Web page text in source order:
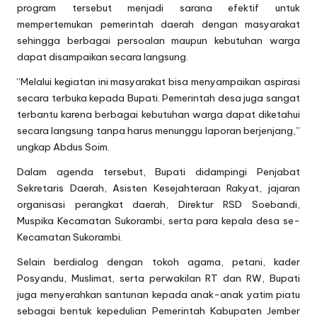
program tersebut menjadi sarana efektif untuk
mempertemukan pemerintah daerah dengan masyarakat
sehingga berbagai persoalan maupun kebutuhan warga
dapat disampaikan secara langsung.
“Melalui kegiatan ini masyarakat bisa menyampaikan aspirasi
secara terbuka kepada Bupati. Pemerintah desa juga sangat
terbantu karena berbagai kebutuhan warga dapat diketahui
secara langsung tanpa harus menunggu laporan berjenjang,”
ungkap Abdus Soim.
Dalam agenda tersebut, Bupati didampingi Penjabat
Sekretaris Daerah, Asisten Kesejahteraan Rakyat, jajaran
organisasi perangkat daerah, Direktur RSD Soebandi,
Muspika Kecamatan Sukorambi, serta para kepala desa se-
Kecamatan Sukorambi.
Selain berdialog dengan tokoh agama, petani, kader
Posyandu, Muslimat, serta perwakilan RT dan RW, Bupati
juga menyerahkan santunan kepada anak-anak yatim piatu
sebagai bentuk kepedulian Pemerintah Kabupaten Jember